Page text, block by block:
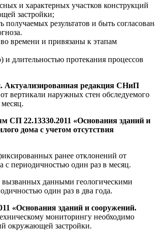
и характерных участков конструкций
застройки;
результатов и быть
времени и привязаны к этапам
длительностью протекания процессов
Актуализированная редакция СНиП
вертикали наружных стен обследуемого
СП 22.13330.2011 «Основания зданий и
дома с учетом отсутствия
ранее отклонений от
с периодичностью один раз в месяц.
вызванных данными геологическими
один раз в два года.
«Основания зданий и сооружений.
мониторингу необходимо
окружающей застройки.